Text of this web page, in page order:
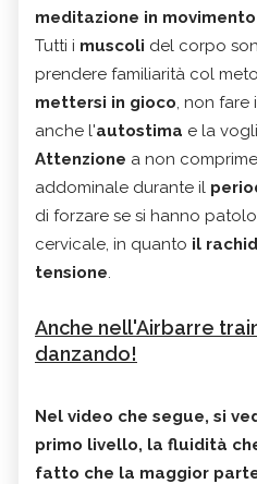
meditazione in
Tutti i muscoli del corpo
prendere familiarità col
mettersi in gioco, non fare
anche l'autostima e la
Attenzione a non
addominale durante il
di forzare se si hanno
cervicale, in quanto il
tensione.
Anche nell'Airbarre
danzando!
Nel video che segue, si
primo livello, la fluidità
fatto che la maggior